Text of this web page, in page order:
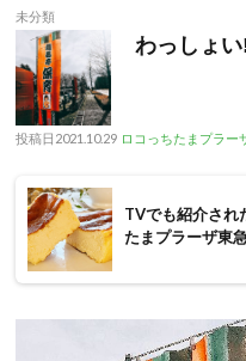
未分類
わっしょ
投稿日 2021.10.29 ロコっちたまプラー
TVでも紹介され
たまプラーザ東